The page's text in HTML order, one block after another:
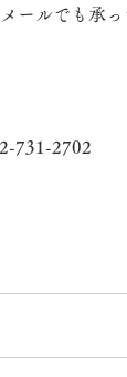
ールでも承っ
731-2702